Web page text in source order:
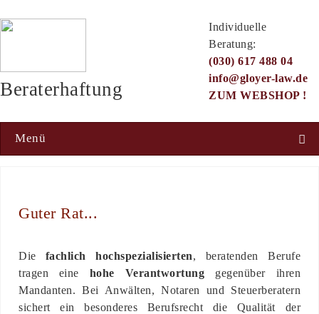
Beraterhaftung
Individuelle
Beratung:
(030) 617 488 04
info@gloyer-law.de
ZUM WEBSHOP !
Menü
Guter Rat...
Die fachlich hochspezialisierten, beratenden Berufe
tragen eine hohe Verantwortung gegenüber ihren
Mandanten. Bei Anwälten, Notaren und Steuerberatern
sichert ein besonderes Berufsrecht die Qualität der